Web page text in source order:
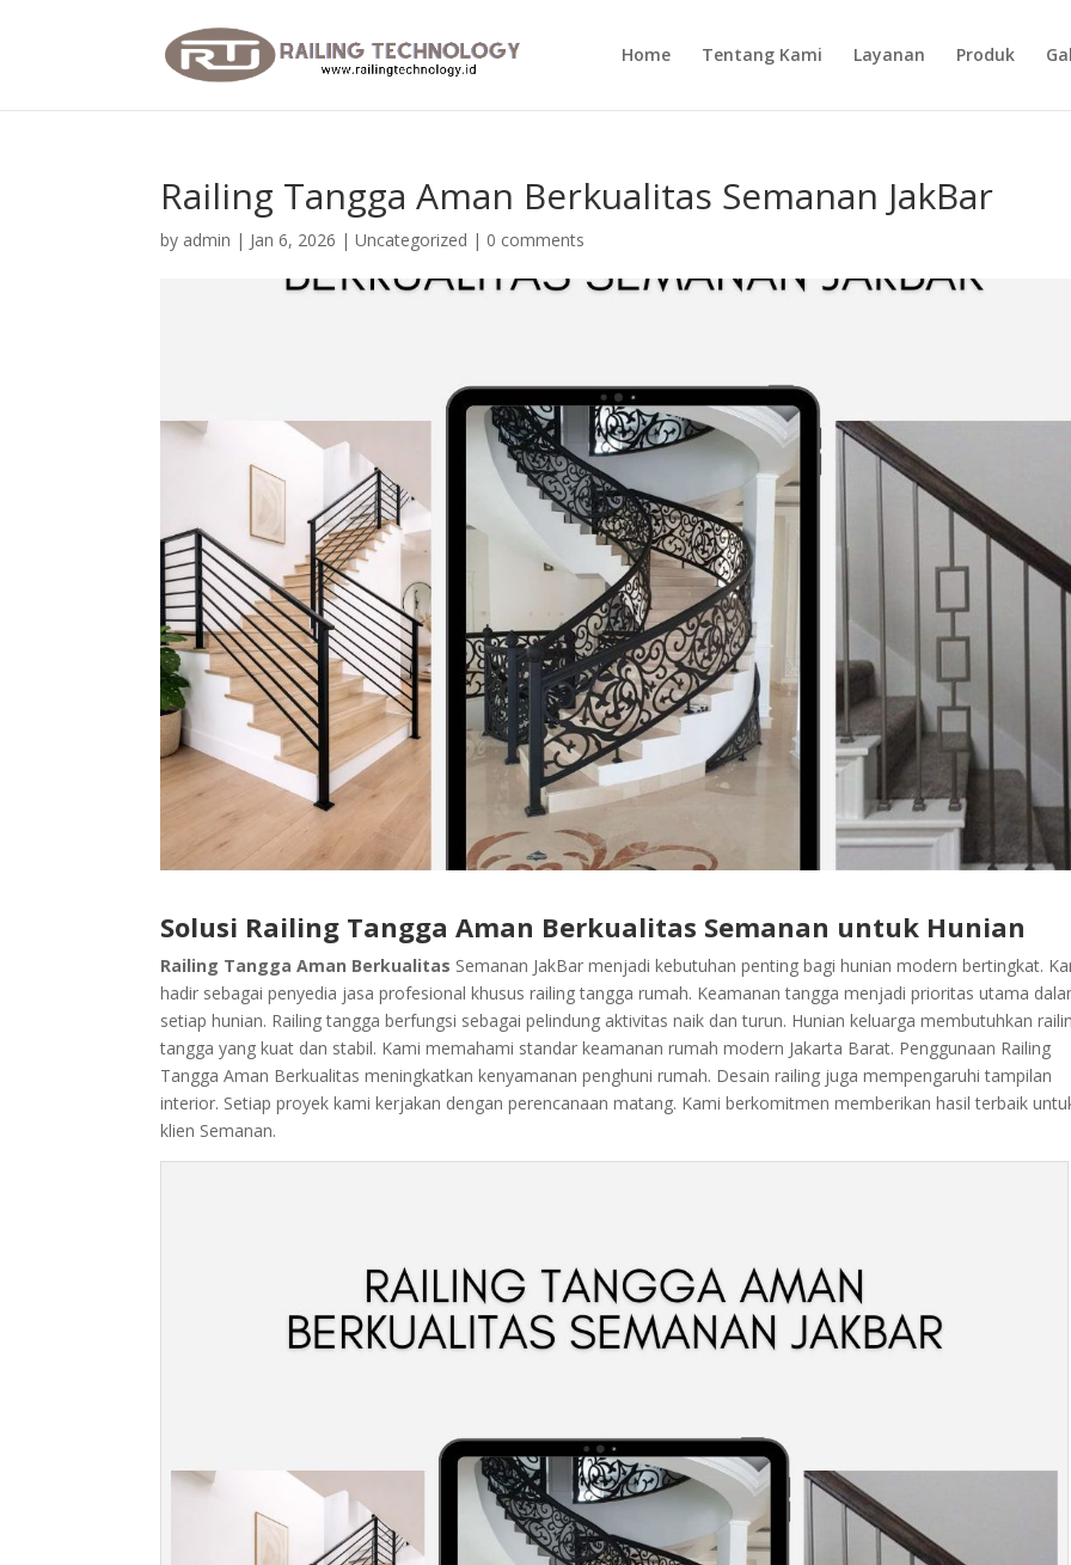
Home Tentang Kami Layanan Produk
Railing Tangga Aman Berkualitas Semanan JakBar
by admin | Jan 6, 2026 |Uncategorized | 0 comments
Solusi Railing Tangga Aman Berkualitas Semanan untuk Hunian
Railing Tangga Aman Berkualitas Semanan JakBar menjadi kebutuhan penting bagi hunian modern bertingkat.
hadir sebagai penyedia jasa profesional khusus railing tangga rumah. Keamanan tangga menjadi prioritas utama
setiap hunian. Railing tangga berfungsi sebagai pelindung aktivitas naik dan turun. Hunian keluarga membutuhkan
tangga yang kuat dan stabil. Kami memahami standar keamanan rumah modern Jakarta Barat. Penggunaan Railing
Tangga Aman Berkualitas meningkatkan kenyamanan penghuni rumah. Desain railing juga mempengaruhi tampilan
interior. Setiap proyek kami kerjakan dengan perencanaan matang. Kami berkomitmen memberikan hasil terbaik
klien Semanan.